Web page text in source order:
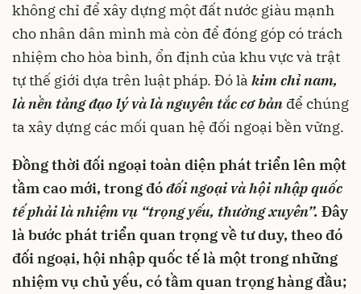
không chỉ để xây dựng một đất nước giàu mạnh
cho nhân dân mình mà còn để đóng góp có trách
nhiệm cho hòa bình, ổn định của khu vực và trật
tự thế giới dựa trên luật pháp. Đó là kim chỉ nam,
là nền tảng đạo lý và là nguyên tắc cơ bản để chúng
ta xây dựng các mối quan hệ đối ngoại bền vững.
Đồng thời đối ngoại toàn diện phát triển lên một
tầm cao mới, trong đóđối ngoại và hội nhập quốc
tế phải là nhiệm vụ “trọng yếu, thường xuyên”. Đây
là bước phát triển quan trọng về tư duy, theo đó
đối ngoại, hội nhập quốc tế là một trong những
nhiệm vụ chủ yếu, có tầm quan trọng hàng đầu;